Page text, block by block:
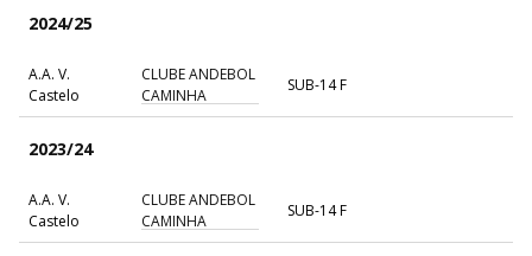
2024/25
A.A. V.
Castelo
CLUBE ANDEBOL
CAMINHA
SUB-14 F
2023/24
A.A. V.
Castelo
CLUBE ANDEBOL
CAMINHA
SUB-14 F